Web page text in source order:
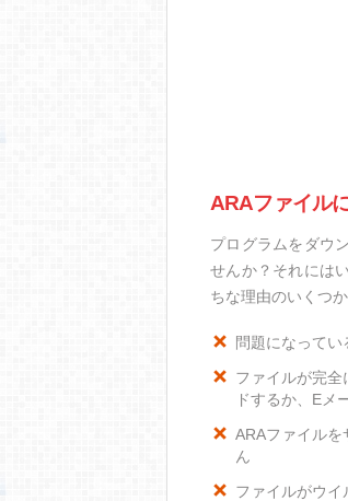
ARAファイル
プログラムをダウ
せんか？それには
ちな理由のいくつ
問題になって
ファイルが完
ドするか、Eメ
ARAファイル
ん
ファイルがウ